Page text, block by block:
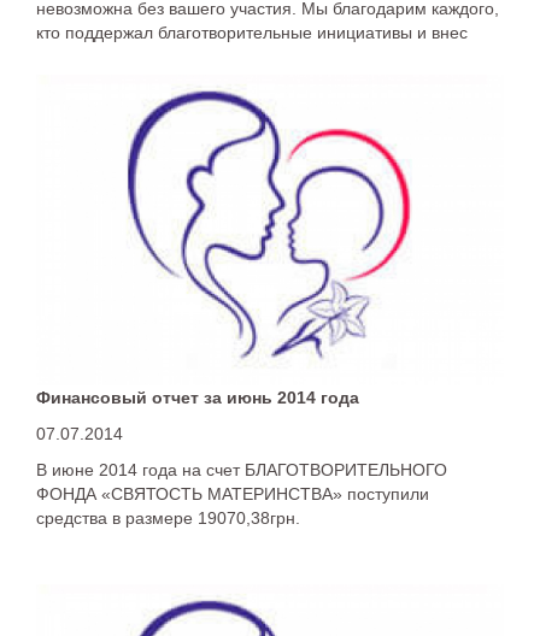
невозможна без вашего участия. Мы благодарим каждого,
кто поддержал благотворительные инициативы и внес
посмотрим, что было сделано вместе с вами во 2
квартале этого года.
Финансовый отчет за июнь 2014 года
07.07.2014
В июне 2014 года на счет БЛАГОТВОРИТЕЛЬНОГО
ФОНДА «СВЯТОСТЬ МАТЕРИНСТВА» поступили
средства в размере 19070,38грн.